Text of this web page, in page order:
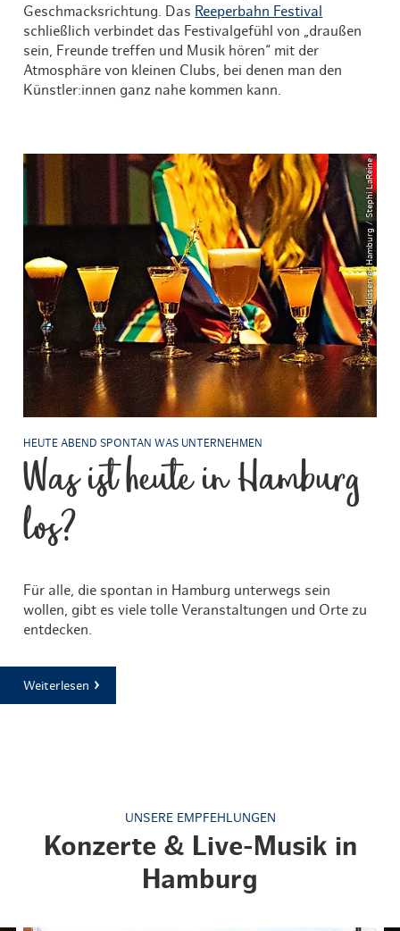
Geschmacksrichtung. Das Reeperbahn Festival
schließlich verbindet das Festivalgefühl von „draußen
sein, Freunde treffen und Musik hören“ mit der
Atmosphäre von kleinen Clubs, bei denen man den
Künstler:innen ganz nahe kommen kann.
© Mediaserver Hamburg / Stephi LaReine
HEUTE ABEND SPONTAN WAS UNTERNEHMEN
Was ist heute in Hamburg
los?
Für alle, die spontan in Hamburg unterwegs sein
wollen, gibt es viele tolle Veranstaltungen und Orte zu
entdecken.
Weiterlesen
UNSERE EMPFEHLUNGEN
Konzerte & Live-Musik in
Hamburg